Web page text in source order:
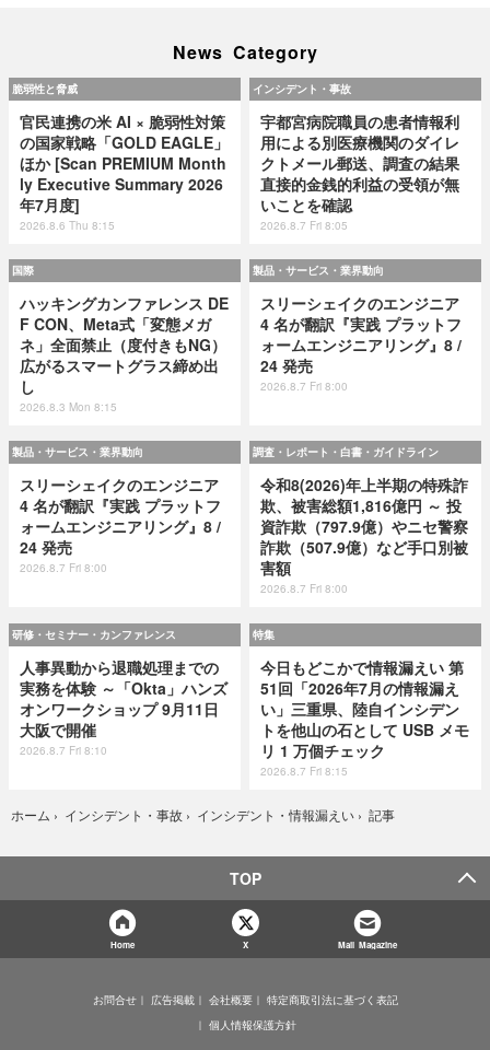
News Category
脆弱性と脅威
官民連携の米 AI × 脆弱性対策
の国家戦略「GOLD EAGLE」
ほか [Scan PREMIUM Month
ly Executive Summary 2026
年7月度]
2026.8.6 Thu 8:15
インシデント・事故
宇都宮病院職員の患者情報利
用による別医療機関のダイレ
クトメール郵送、調査の結果
直接的金銭的利益の受領が無
いことを確認
2026.8.7 Fri 8:05
国際
ハッキングカンファレンス DE
F CON、Meta式「変態メガ
ネ」全面禁止（度付きもNG）
広がるスマートグラス締め出
し
2026.8.3 Mon 8:15
製品・サービス・業界動向
スリーシェイクのエンジニア
4 名が翻訳『実践 プラットフ
ォームエンジニアリング』8 /
24 発売
2026.8.7 Fri 8:00
製品・サービス・業界動向
スリーシェイクのエンジニア
4 名が翻訳『実践 プラットフ
ォームエンジニアリング』8 /
24 発売
2026.8.7 Fri 8:00
調査・レポート・白書・ガイドライン
令和8(2026)年上半期の特殊詐
欺、被害総額1,816億円 ～ 投
資詐欺（797.9億）やニセ警察
詐欺（507.9億）など手口別被
害額
2026.8.7 Fri 8:00
研修・セミナー・カンファレンス
人事異動から退職処理までの
実務を体験 ～「Okta」ハンズ
オンワークショップ 9月11日
大阪で開催
2026.8.7 Fri 8:10
特集
今日もどこかで情報漏えい 第
51回「2026年7月の情報漏え
い」三重県、陸自インシデン
トを他山の石として USB メモ
リ 1 万個チェック
2026.8.7 Fri 8:15
ホーム › インシデント・事故 › インシデント・情報漏えい › 記事
TOP
Home X Mail Magazine
お問合せ 広告掲載 会社概要
特定商取引法に基づく表記
個人情報保護方針